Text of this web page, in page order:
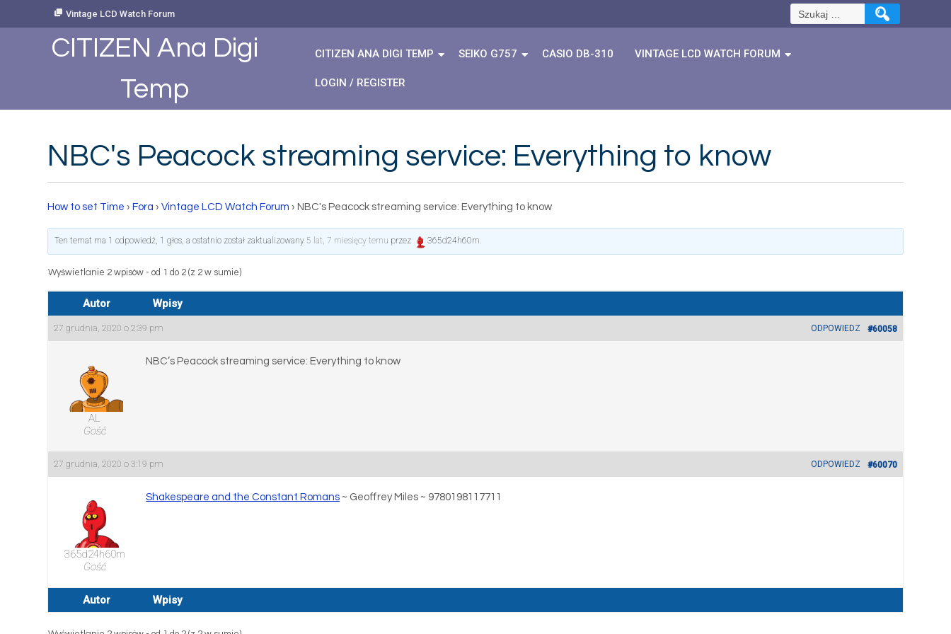
Vintage LCD Watch Forum Szukaj:
CITIZEN Ana Digi
Temp
CITIZEN ANA DIGI TEMP SEIKO G757 CASIO DB-310 VINTAGE LCD WATCH FORUM
LOGIN / REGISTER
NBC's Peacock streaming service: Everything to know
How to set Time › Fora › Vintage LCD Watch Forum › NBC's Peacock streaming service: Everything to know
Ten temat ma 1 odpowiedź, 1 głos, a ostatnio został zaktualizowany 5 lat, 7 miesięcy temu przez 365d24h60m.
Wyświetlanie 2 wpisów - od 1 do 2 (z 2 w sumie)
Autor Wpisy
27 grudnia, 2020 o 2:39 pm #60058
ODPOWIEDZ
AL
Gość
NBC’s Peacock streaming service: Everything to know
27 grudnia, 2020 o 3:19 pm #60070
ODPOWIEDZ
365d24h60m
Gość
Shakespeare and the Constant Romans ~ Geoffrey Miles ~ 9780198117711
Autor Wpisy